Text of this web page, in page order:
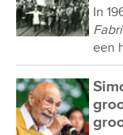
In
een